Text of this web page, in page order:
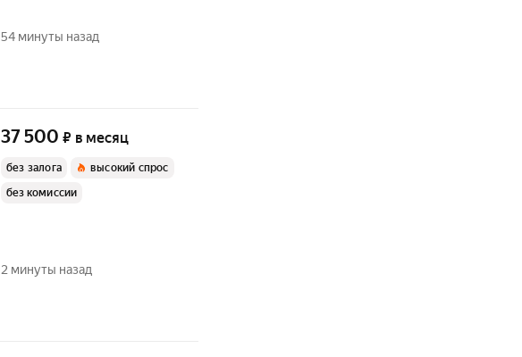
54 минуты назад
37 500 ₽ в месяц
без залога
высокий спрос
без комиссии
2 минуты назад